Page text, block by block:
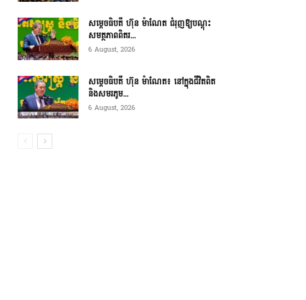
សម្តេចធិបតី ហ៊ុន ម៉ាណែត ជំរុញឱ្យបណ្តុះ
សមត្ថភាពពិតរ...
6 August, 2026
សម្តេចធិបតី ហ៊ុន ម៉ាណែត៖ នៅក្នុងជីវិតពិត
និងសមរភូម...
6 August, 2026